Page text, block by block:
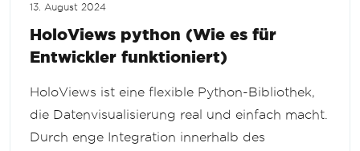
13. August 2024
HoloViews python (Wie es für
Entwickler funktioniert)
HoloViews ist eine flexible Python-Bibliothek,
die Datenvisualisierung real und einfach macht.
Durch enge Integration innerhalb des